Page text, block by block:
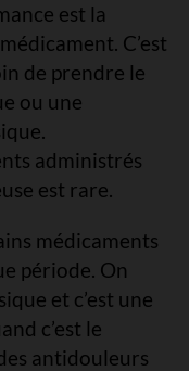
est la
C’est
de prendre le
ou une
administrés
est rare.
médicaments
période. On
et c’est une
c’est le
antidouleurs